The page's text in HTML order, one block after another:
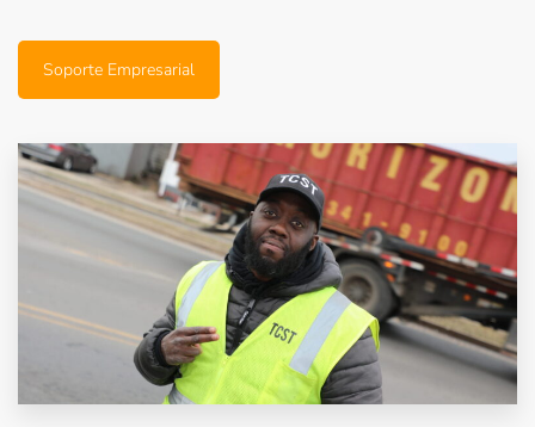
Soporte Empresarial